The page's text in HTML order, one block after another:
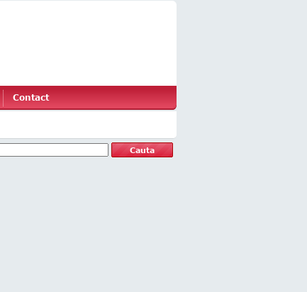
Contact